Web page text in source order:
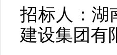
招标人：湖
建设集团有